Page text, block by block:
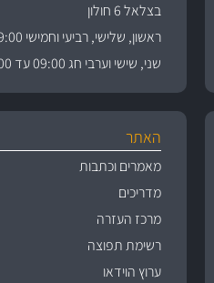
בצלאל 6 חולון
ראשון, שלישי, רביעי וחמישי 09:00 עד 18:00
שני, שישי וערבי חג 09:00 עד 15:00
האתר
מאמרים וכתבות
מדריכים
מרכז העזרה
רשימת תפוצה
ערוץ הוידאו